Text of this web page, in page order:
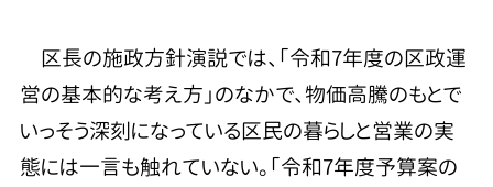
区長の施政方針演説では、「令和7年度の区政運
営の基本的な考え方」のなかで、物価高騰のもとで
いっそう深刻になっている区民の暮らしと営業の実
態には一言も触れていない。「令和7年度予算案の